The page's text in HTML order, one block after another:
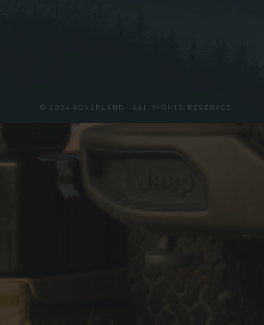
© 2024 4OVERLAND · ALL RIGHTS RESERVED